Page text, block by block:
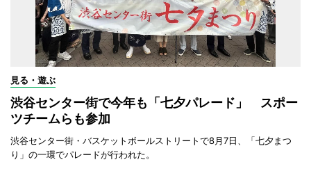
見る・遊ぶ
渋谷センター街で今年も「七夕パレード」 スポー
ツチームらも参加
渋谷センター街・バスケットボールストリートで8月7日、「七夕まつ
り」の一環でパレードが行われた。